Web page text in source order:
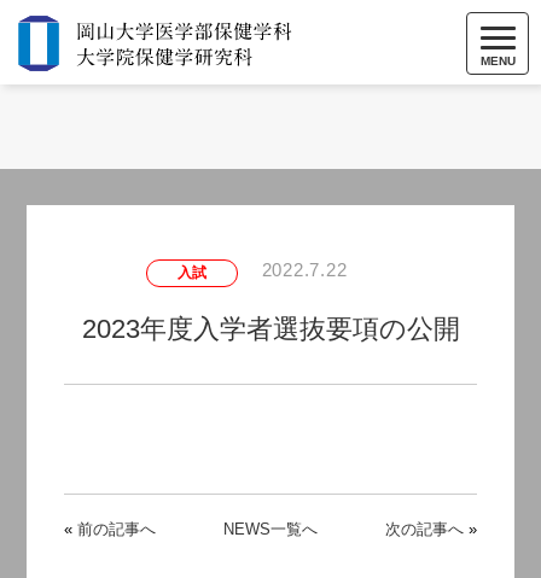
MENU
入試 2022.7.22
2023年度入学者選抜要項の公開
« 前の記事へ NEWS一覧へ 次の記事へ »